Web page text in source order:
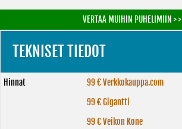
VERTAA MUIHIN PUHELIMIIN > >
TEKNISET TIEDOT
Hinnat
99 € Verkkokauppa.com
99 € Gigantti
99 € Veikon Kone